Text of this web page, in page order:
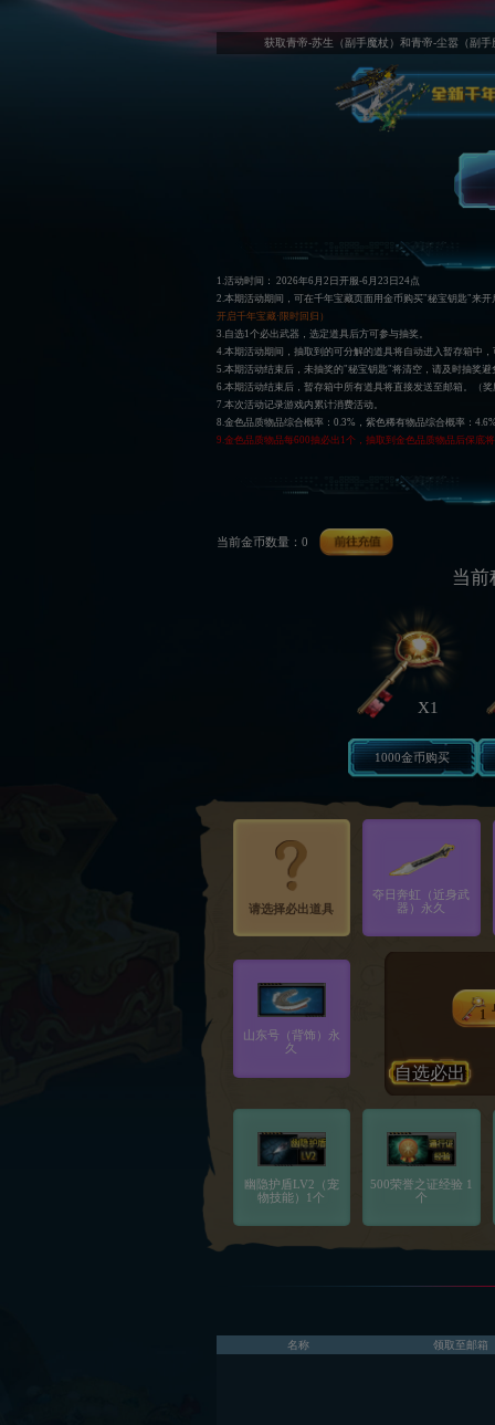
获取青帝-苏生（副手魔杖）和青帝-尘嚣（副
1.活动时间： 2026年6月2日开服-6月23日24点
2.本期活动期间，可在千年宝藏页面用金币购买"秘宝钥匙"来
开启千年宝藏·限时回归）
3.自选1个必出武器，选定道具后方可参与抽奖。
4.本期活动期间，抽取到的可分解的道具将自动进入暂存箱中
5.本期活动结束后，未抽奖的"秘宝钥匙"将清空，请及时抽奖避
6.本期活动结束后，暂存箱中所有道具将直接发送至邮箱。（
7.本次活动记录游戏内累计消费活动。
8.金色品质物品综合概率：0.3%，紫色稀有物品综合概率：
9.金色品质物品每600抽必出1个，抽取到金色品质物品后保底
当前金币数量：0
当前
1000金币购买
X1
请选择必出道具
夺日奔虹（近身武
器）永久
500荣誉之证经验 1
个
幽隐护盾LV2（宠
物技能）1个
山东号（背饰）永
久
1
自选必出
名称 领取至邮箱